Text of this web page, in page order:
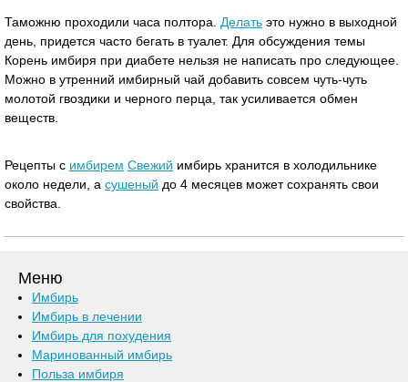
Таможню проходили часа полтора. Делать это нужно в выходной
день, придется часто бегать в туалет. Для обсуждения темы
Корень имбиря при диабете нельзя не написать про следующее.
Можно в утренний имбирный чай добавить совсем чуть-чуть
молотой гвоздики и черного перца, так усиливается обмен
веществ.
Рецепты с имбирем Свежий имбирь хранится в холодильнике
около недели, а сушеный до 4 месяцев может сохранять свои
свойства.
Меню
Имбирь
Имбирь в лечении
Имбирь для похудения
Маринованный имбирь
Польза имбиря